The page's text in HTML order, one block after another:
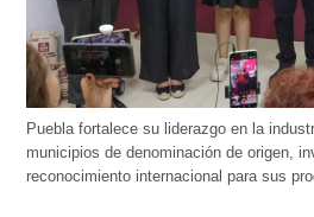
Puebla fortalece su liderazgo en la
municipios de denominación de origen,
reconocimiento internacional para sus